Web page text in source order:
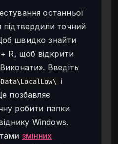
останньої
підтвердили точний
швидко знайти
+ R, щоб відкрити
Введіть
і
позбавляє
робити папки
Windows.
змінних